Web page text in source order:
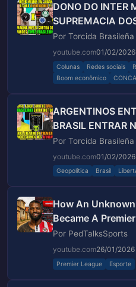
DONO DO INTER
SUPREMACIA
LIBERTADORES...
Por Torcida Brasileña
youtube.com01/02/2026
Colunas Redes sociais
Boom econômico
ARGENTINOS
BRASIL ENTRAR
LIGA ARGENTINA
Por Torcida Brasileña
youtube.com01/02/2026
Geopolítica Brasil
How An
Became A
Por PedTalksSports
youtube.com26/01/2026
Premier League Esporte